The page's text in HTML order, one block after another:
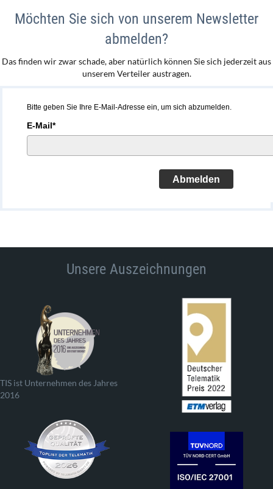
Möchten Sie sich von unserem Newsletter
abmelden?
Das finden wir zwar schade, aber natürlich können Sie sich jederzeit aus
unserem Verteiler austragen.
Bitte geben Sie Ihre E-Mail-Adresse ein, um sich abzumelden.
E-Mail*
Abmelden
Unsere Auszeichnungen
TIS ist Unternehmen des Jahres
2016